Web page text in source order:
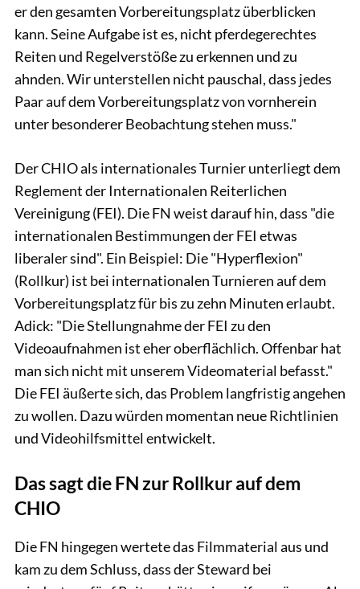
er den gesamten Vorbereitungsplatz überblicken
kann. Seine Aufgabe ist es, nicht pferdegerechtes
Reiten und Regelverstöße zu erkennen und zu
ahnden. Wir unterstellen nicht pauschal, dass jedes
Paar auf dem Vorbereitungsplatz von vornherein
unter besonderer Beobachtung stehen muss."
Der CHIO als internationales Turnier unterliegt dem
Reglement der Internationalen Reiterlichen
Vereinigung (FEI). Die FN weist darauf hin, dass "die
internationalen Bestimmungen der FEI etwas
liberaler sind". Ein Beispiel: Die "Hyperflexion"
(Rollkur) ist bei internationalen Turnieren auf dem
Vorbereitungsplatz für bis zu zehn Minuten erlaubt.
Adick: "Die Stellungnahme der FEI zu den
Videoaufnahmen ist eher oberflächlich. Offenbar hat
man sich nicht mit unserem Videomaterial befasst."
Die FEI äußerte sich, das Problem langfristig angehen
zu wollen. Dazu würden momentan neue Richtlinien
und Videohilfsmittel entwickelt.
Das sagt die FN zur Rollkur auf dem
CHIO
Die FN hingegen wertete das Filmmaterial aus und
kam zu dem Schluss, dass der Steward bei